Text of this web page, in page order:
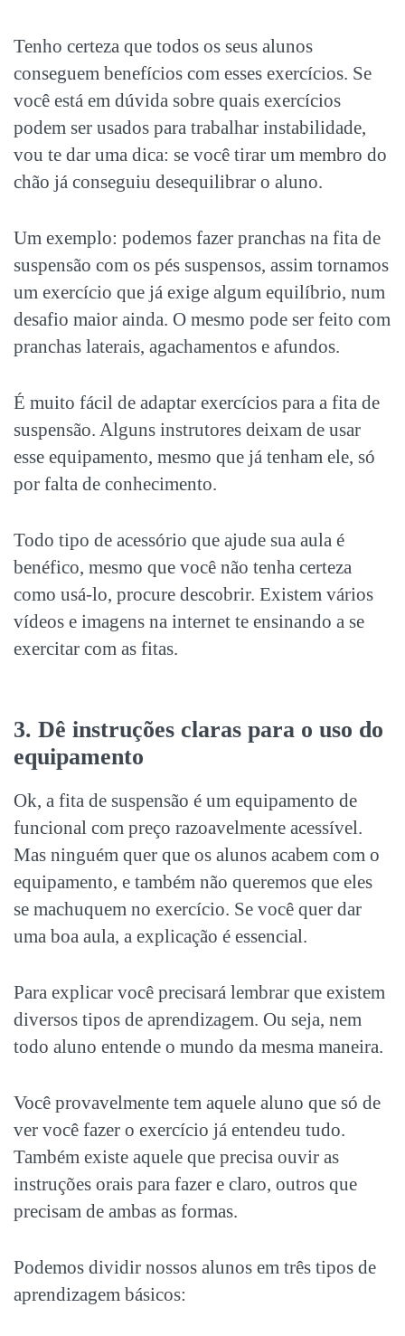
Tenho certeza que todos os seus alunos
conseguem benefícios com esses exercícios. Se
você está em dúvida sobre quais exercícios
podem ser usados para trabalhar instabilidade,
vou te dar uma dica: se você tirar um membro do
chão já conseguiu desequilibrar o aluno.
Um exemplo: podemos fazer pranchas na fita de
suspensão com os pés suspensos, assim tornamos
um exercício que já exige algum equilíbrio, num
desafio maior ainda. O mesmo pode ser feito com
pranchas laterais, agachamentos e afundos.
É muito fácil de adaptar exercícios para a fita de
suspensão. Alguns instrutores deixam de usar
esse equipamento, mesmo que já tenham ele, só
por falta de conhecimento.
Todo tipo de acessório que ajude sua aula é
benéfico, mesmo que você não tenha certeza
como usá-lo, procure descobrir. Existem vários
vídeos e imagens na internet te ensinando a se
exercitar com as fitas.
3. Dê instruções claras para o uso do
equipamento
Ok, a fita de suspensão é um equipamento de
funcional com preço razoavelmente acessível.
Mas ninguém quer que os alunos acabem com o
equipamento, e também não queremos que eles
se machuquem no exercício. Se você quer dar
uma boa aula, a explicação é essencial.
Para explicar você precisará lembrar que existem
diversos tipos de aprendizagem. Ou seja, nem
todo aluno entende o mundo da mesma maneira.
Você provavelmente tem aquele aluno que só de
ver você fazer o exercício já entendeu tudo.
Também existe aquele que precisa ouvir as
instruções orais para fazer e claro, outros que
precisam de ambas as formas.
Podemos dividir nossos alunos em três tipos de
aprendizagem básicos: